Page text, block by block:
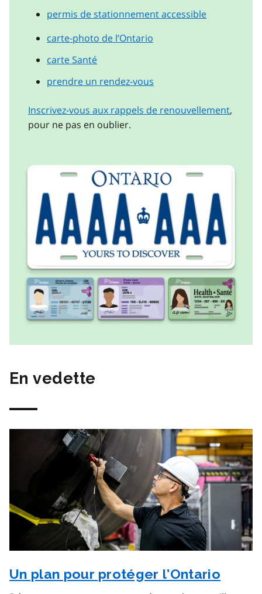
permis de stationnement accessible
carte-photo de l’Ontario
carte Santé
prendre un rendez-vous
Inscrivez-vous aux rappels de renouvellement,
pour ne pas en oublier.
En vedette
Un plan pour protéger l’Ontario